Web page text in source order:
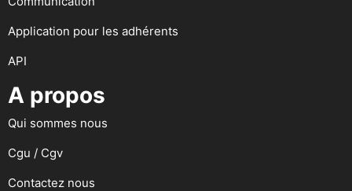
Application pour les adhérents
API
A propos
Qui sommes nous
Cgu / Cgv
Contactez nous